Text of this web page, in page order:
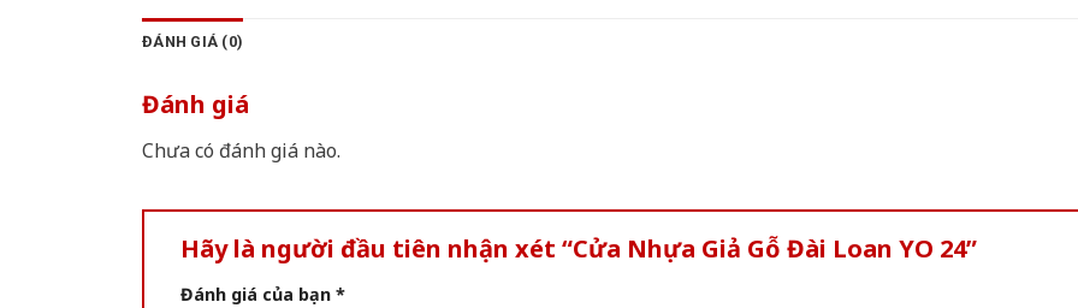
ĐÁNH GIÁ (0)
Đánh giá
Chưa có đánh giá nào.
Hãy là người đầu tiên nhận xét “Cửa Nhựa Giả Gỗ Đài Loan YO 24”
Đánh giá của bạn *